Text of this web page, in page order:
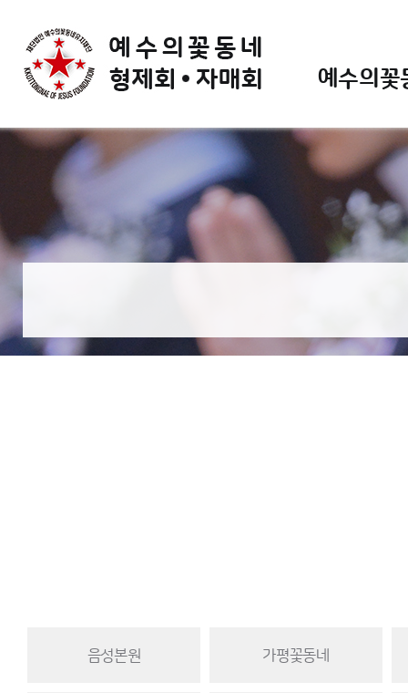
예수의꽃
음성본원 가평꽃동네